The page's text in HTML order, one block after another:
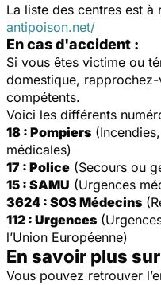
La liste des centres est à
antipoison.net/
En cas d'accident :
Si vous êtes victime ou
domestique,
compétents.
Voici les différents
18 : Pompiers
médicales)
17 : Police (Secours ou
15 : SAMU (Urgences
3624 : SOS Médecins
112 : Urgences
l’Union Européenne)
En savoir plus
Vous pouvez retrouver